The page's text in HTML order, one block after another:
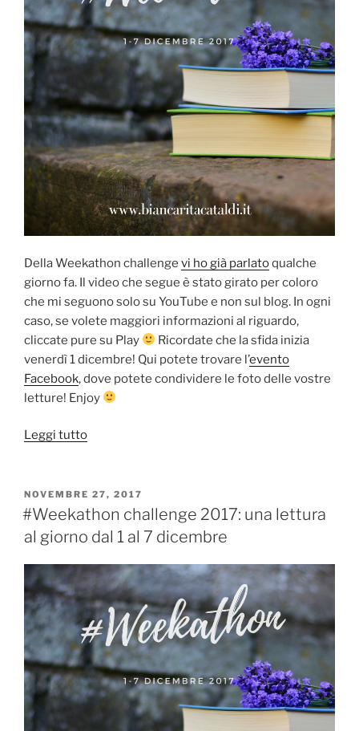
Della Weekathon challenge vi ho già parlatoqualche
giorno fa. Il video che segue è stato girato per coloro
che mi seguono solo su YouTube e non sul blog. In ogni
caso, se volete maggiori informazioni al riguardo,
cliccate pure su Play
Ricordate che la sfida inizia
venerdì 1 dicembre! Qui potete trovare l’evento
Facebook, dove potete condividere le foto delle vostre
letture! Enjoy
Leggi tutto“[VIDEO]
che
cos’è
funziona”
PUBBLICATO
IL
NOVEMBRE 27, 2017
#Weekathon challenge 2017: una lettura
al giorno dal 1 al 7 dicembre